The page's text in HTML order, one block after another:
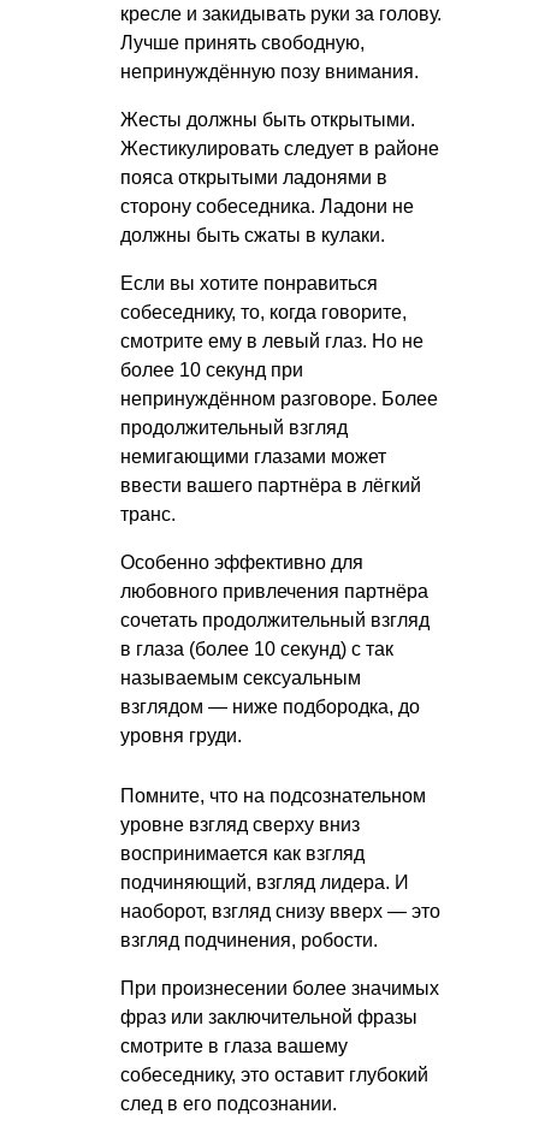
кресле и закидывать руки за голову.
Лучше принять свободную,
непринуждённую позу внимания.
Жесты должны быть открытыми.
Жестикулировать следует в районе
пояса открытыми ладонями в
сторону собеседника. Ладони не
должны быть сжаты в кулаки.
Если вы хотите понравиться
собеседнику, то, когда говорите,
смотрите ему в левый глаз. Но не
более 10 секунд при
непринуждённом разговоре. Более
продолжительный взгляд
немигающими глазами может
ввести вашего партнёра в лёгкий
транс.
Особенно эффективно для
любовного привлечения партнёра
сочетать продолжительный взгляд
в глаза (более 10 секунд) с так
называемым сексуальным
взглядом — ниже подбородка, до
уровня груди.
Помните, что на подсознательном
уровне взгляд сверху вниз
воспринимается как взгляд
подчиняющий, взгляд лидера. И
наоборот, взгляд снизу вверх — это
взгляд подчинения, робости.
При произнесении более значимых
фраз или заключительной фразы
смотрите в глаза вашему
собеседнику, это оставит глубокий
след в его подсознании.